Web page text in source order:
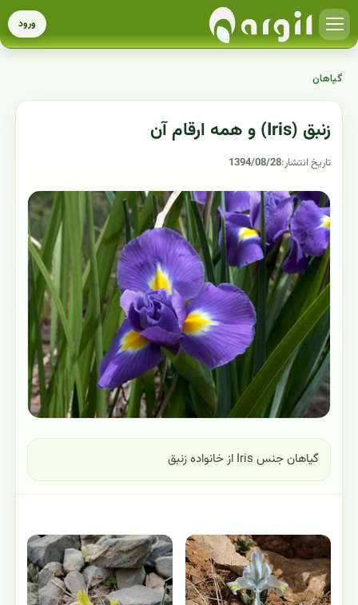
ورود
گیاهان
زنبق (Iris) و همه ارقام آن
تاریخ انتشار:1394/08/28
گیاهان جنس Iris از خانواده زنبق